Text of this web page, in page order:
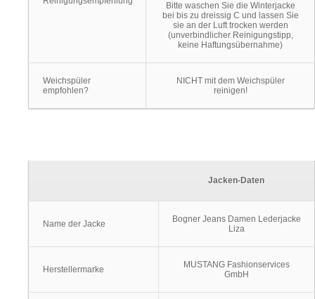
Bitte waschen Sie die Winterjacke
bei bis zu dreissig C und lassen Sie
sie an der Luft trocken werden
(unverbindlicher Reinigungstipp,
keine Haftungsübernahme)
Weichspüler
empfohlen?
NICHT mit dem Weichspüler
reinigen!
Jacken-Daten
Name der Jacke
Bogner Jeans Damen Lederjacke
Liza
Herstellermarke
MUSTANG Fashionservices
GmbH